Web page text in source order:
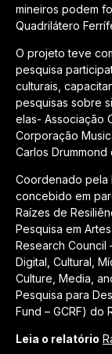
mineiros podem
Quadrilátero
O projeto teve
pesquisa
culturais,
pesquisas sobre
elas- Associação
Corporação
Carlos
Coordenado pela
concebido em
Raízes de
Pesquisa em
Research Council
Digital, Cultural,
Culture, Media,
Pesquisa para
Fund – GCRF) do
Leia o relatório